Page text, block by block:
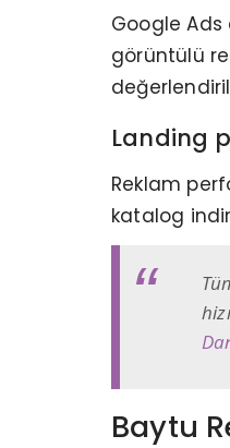
Google Ads
görüntülü
Landing
Reklam
katalog
Baytu